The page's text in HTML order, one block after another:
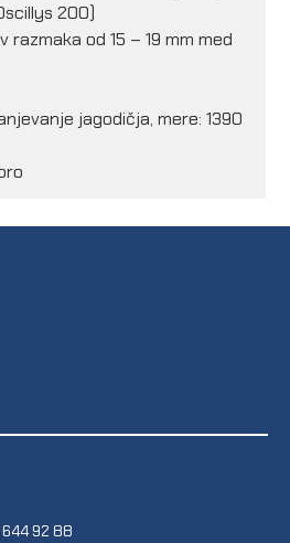
200)
od 15 – 19 mm med
jagodičja, mere: 1390
644 92 88